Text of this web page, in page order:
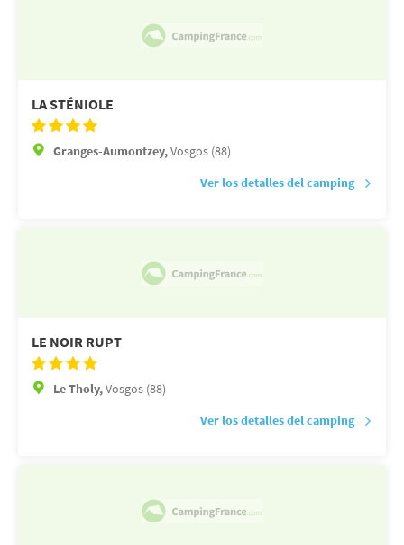
LA STÉNIOLE
Granges-Aumontzey,Vosgos (88)
Ver los detalles del camping
LE NOIR RUPT
Le Tholy,Vosgos (88)
Ver los detalles del camping